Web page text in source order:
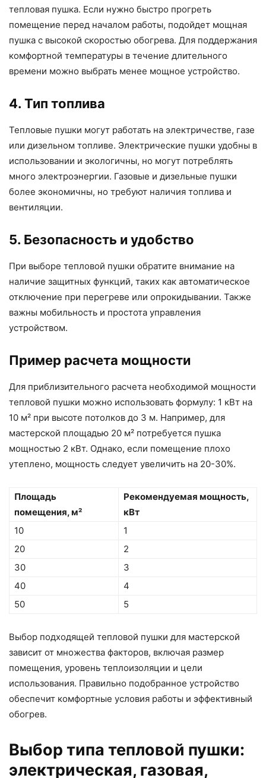
тепловая пушка. Если нужно быстро прогреть
помещение перед началом работы, подойдет мощная
пушка с высокой скоростью обогрева. Для поддержания
комфортной температуры в течение длительного
времени можно выбрать менее мощное устройство.
4. Тип топлива
Тепловые пушки могут работать на электричестве, газе
или дизельном топливе. Электрические пушки удобны в
использовании и экологичны, но могут потреблять
много электроэнергии. Газовые и дизельные пушки
более экономичны, но требуют наличия топлива и
вентиляции.
5. Безопасность и удобство
При выборе тепловой пушки обратите внимание на
наличие защитных функций, таких как автоматическое
отключение при перегреве или опрокидывании. Также
важны мобильность и простота управления
устройством.
Пример расчета мощности
Для приблизительного расчета необходимой мощности
тепловой пушки можно использовать формулу: 1 кВт на
10 м² при высоте потолков до 3 м. Например, для
мастерской площадью 20 м² потребуется пушка
мощностью 2 кВт. Однако, если помещение плохо
утеплено, мощность следует увеличить на 20-30%.
Площадь
помещения, м²
Рекомендуемая мощность,
кВт
10
1
20
2
30
3
40
4
50
5
Выбор подходящей тепловой пушки для мастерской
зависит от множества факторов, включая размер
помещения, уровень теплоизоляции и цели
использования. Правильно подобранное устройство
обеспечит комфортные условия работы и эффективный
обогрев.
Выбор типа тепловой пушки:
электрическая, газовая,